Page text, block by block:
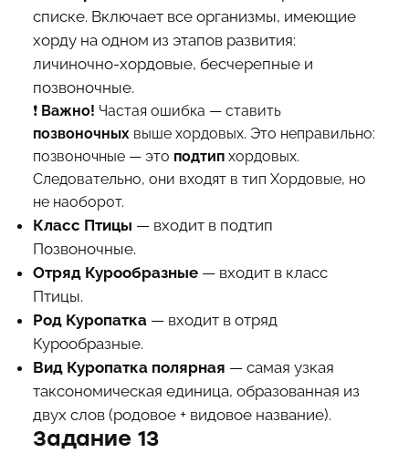
списке. Включает все организмы, имеющие
хорду на одном из этапов развития:
личиночно-хордовые, бесчерепные и
позвоночные.
❗️ Важно! Частая ошибка — ставить
позвоночныхвыше хордовых. Это неправильно:
позвоночные — это подтипхордовых.
Следовательно, они входят в тип Хордовые, но
не наоборот.
Класс Птицы — входит в подтип
Позвоночные.
Отряд Курообразные— входит в класс
Птицы.
Род Куропатка— входит в отряд
Курообразные.
Вид Куропатка полярная — самая узкая
таксономическая единица, образованная из
двух слов (родовое + видовое название).
Задание 13